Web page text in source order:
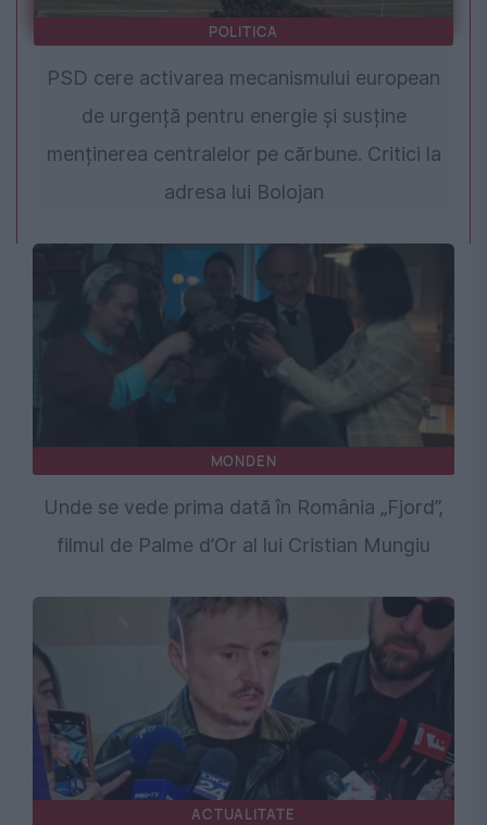
POLITICA
PSD cere activarea mecanismului european
de urgență pentru energie și susține
menținerea centralelor pe cărbune. Critici la
adresa lui Bolojan
MONDEN
Unde se vede prima dată în România „Fjord”,
filmul de Palme d’Or al lui Cristian Mungiu
ACTUALITATE